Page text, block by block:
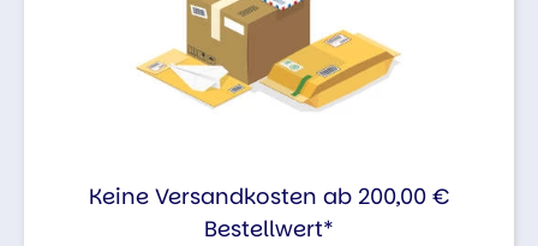
Keine Versandkosten ab 200,00 €
Bestellwert*